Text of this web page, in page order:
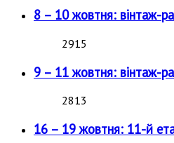
8 – 10 жовтня: вінтаж-
2915
9 – 11 жовтня: вінтаж-
2813
16 – 19 жовтня: 11-й